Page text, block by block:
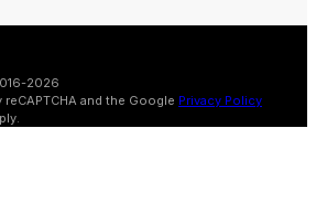
2026
and the Google Privacy Policy